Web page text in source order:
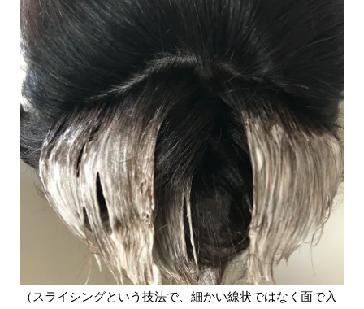
（スライシングという技法で、細かい線状ではなく面で入